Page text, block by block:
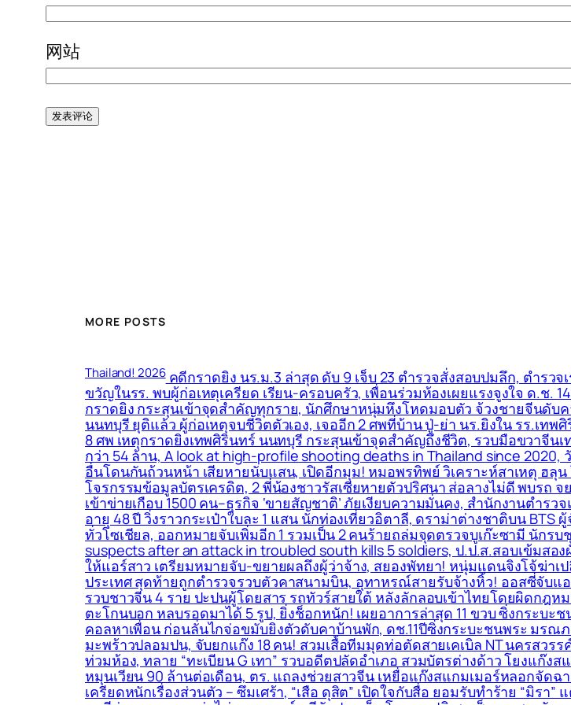
网站
MORE POSTS
Thailand! 2026คดีกราดยิง นร.ม.3 ล่าสุด ดับ 9 เจ็บ 23 ตำรวจสั่งสอบปมลึก, ตำรวจ
ขวัญในรร. พบผู้ก่อเหตุเครียด เรียน-ครอบครัว, เพื่อนร่วมห้องเผยแรงจูงใจ ด.ช.
กราดยิง กระสุนเข้าจุดสำคัญทุกราย, นักศึกษาหนุ่มหึงโหดมอบตัว จ้วงชายจีนดับ
นนทบุรี ยุติแล้ว ผู้ก่อเหตุจบชีวิตตัวเอง, เจออีก 2 ศพที่บ้าน ปู่-ย่า นร.ยิงใน รร.เท
8 ศพ เหตุกราดยิงเทพศิรินทร์ นนทบุรี กระสุนเข้าจุดสำคัญถึงชีวิต, รวบมือขวาจี
กว่า 54 ล้าน, A look at high-profile shooting deaths in Thailand since
อื่นโดนกันถ้วนหน้า เสียหายนับแสน, เปิดอีกมุม! หมอพรทิพย์ วิเคราะห์สาเหตุ ฮลุน
โจรกรรมข้อมูลบัตรเครดิต, 2 พี่น้องชาวรัสเซียหายตัวปริศนา ส่อลางไม่ดี พบรถ จ
เข้าข่ายเกือบ 1500 คน–ธุรกิจ ‘ขายสัญชาติ’ ภัยเงียบความมั่นคง, สำนักงานตำร
อายุ 48 ปี วิ่งราวกระเป๋าใบละ 1 แสน นักท่องเที่ยวอิตาลี, ดราม่าต่างชาติบน
ทั่วโซเชียล, ออกหมายจับเพิ่มอีก 1 รวมเป็น 2 คนร้ายถล่มจุดตรวจบูเก๊ะซามี นักร
suspects after an attack in troubled south kills 5 soldiers, ป.ป.ส.สอบเข้มสอ
ให้แอร์สาว เตรียมหมายจับ-ขยายผลถึงผู้ว่าจ้าง, สยองพัทยา! หนุ่มแดนจิงโจ้ฆ่าเ
ประเทศ สุดท้ายถูกตำรวจรวบตัวคาสนามบิน, อุทาหรณ์สายรับจ้างหิ้ว! ออสซี่จับแอ
รวบชาวจีน 4 ราย ปะปนผู้โดยสาร รถทัวร์สายใต้ หลังลักลอบเข้าไทยโดยผิดกฎ
ตะโกนบอก หลบรอดมาได้ 5 รูป, ยิ่งช็อกหนัก! เผยอาการล่าสุด 11 ขวบ ซิ่งกระบะ
คอลหาเพื่อน ก่อนลั่นไกจ่อขมับยิงตัวดับคาบ้านพัก, ดช.11ปีซิ่งกระบะชนพระ มรณ
มะพร้าวปลอมปน, จับยกแก๊ง 18 คน! สวมเสื้อทีมมุดท่อตัดสายเคเบิล NT นครสวร
ท่วมห้อง, ทลาย “ทะเบียน G เทา” รวบอดีตปลัดอำเภอ สวมบัตรต่างด้าว โยงแก๊ง
หมุนเวียน 90 ล้านต่อเดือน, ตร. แถลงช่วยสาวจีน เหยื่อแก๊งสแกมเมอร์หลอกจัดฉ
เครียดหนักเรื่องส่วนตัว – ซึมเศร้า, “เสือ ดุสิต” เปิดใจกับสื่อ ยอมรับทำร้าย “มิร